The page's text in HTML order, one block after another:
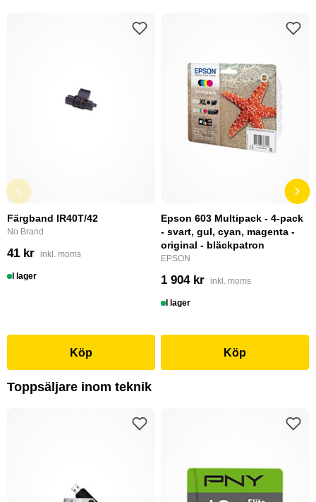
Färgband IR40T/42
No Brand
41 kr inkl. moms
I lager
Köp
Epson 603 Multipack - 4-pack
- svart, gul, cyan, magenta -
original - bläckpatron
EPSON
1 904 kr inkl. moms
I lager
Köp
Toppsäljare inom teknik